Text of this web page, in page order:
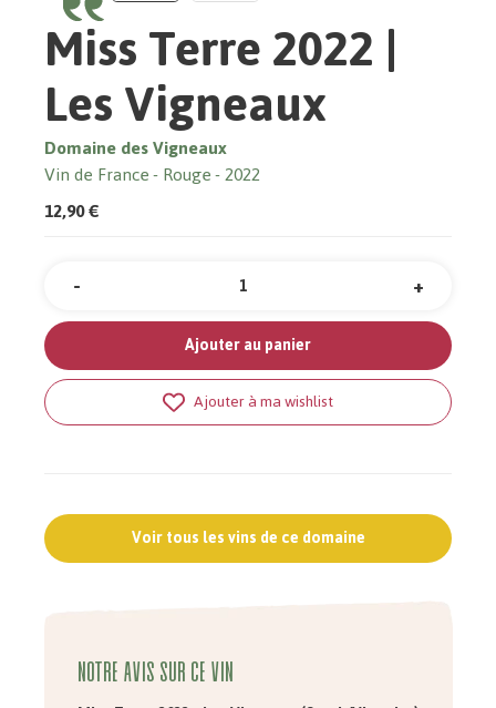
Miss Terre 2022 |
Les Vigneaux
Domaine des Vigneaux
Vin de France Rouge 2022
12,90 €
Quantité +
-
Ajouter au panier
Ajouter à ma wishlist
Voir tous les vins de ce domaine
Notre avis sur ce vin